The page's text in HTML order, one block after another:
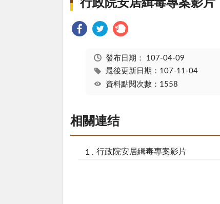
行政院安居緝毒專案影片
發布日期： 107-04-09
最後更新日期：107-11-04
資料點閱次數：1558
相關連结
行政院安居緝毒專案影片